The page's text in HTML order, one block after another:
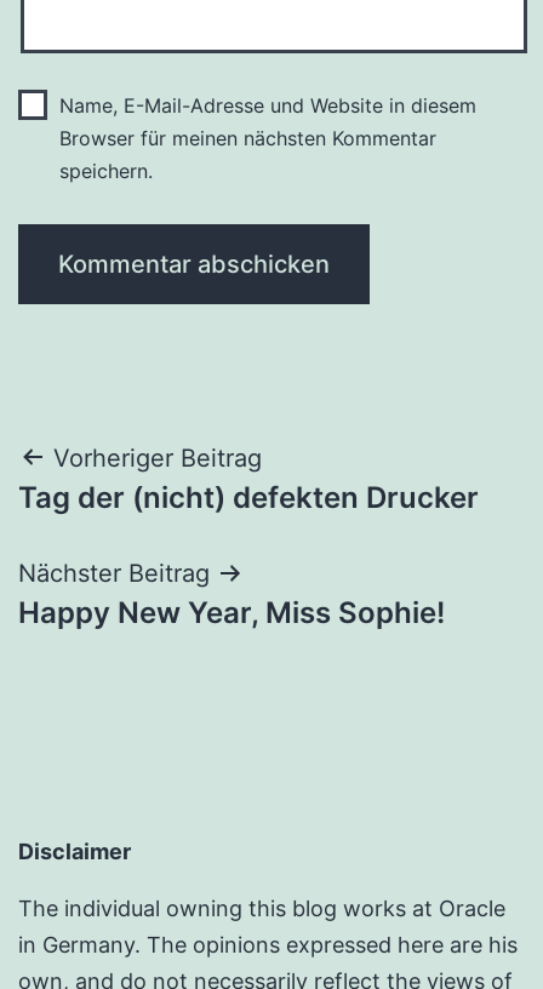
Name, E-Mail-Adresse und Website in diesem
Browser für meinen nächsten Kommentar
speichern.
Beitragsnavigation
Vorheriger Beitrag
Tag der (nicht) defekten Drucker
Nächster Beitrag
Happy New Year, Miss Sophie!
Disclaimer
The individual owning this blog works at Oracle
in Germany. The opinions expressed here are his
own, and do not necessarily reflect the views of